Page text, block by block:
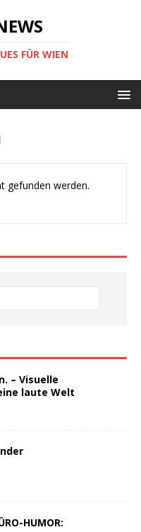
FÜR WIEN
gefunden werden.
– Visuelle
laute Welt
HUMOR: